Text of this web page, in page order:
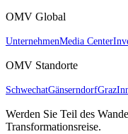
OMV Global
UnternehmenMedia Center
OMV Standorte
SchwechatGänserndorfGraz
Werden Sie Teil des
Transformationsreise.